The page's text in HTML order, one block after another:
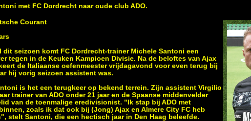
met FC Dordrecht naar oude club ADO.
Courant
dit seizoen komt FC Dordrecht-trainer Michele Santoni een
tegen in de Keuken Kampioen Divisie. Na de beloftes van Ajax
de Italiaanse oefenmeester vrijdagavond voor even terug bij
hij vorig seizoen assistent was.
is het een terugkeer op bekend terrein. Zijn assistent Virgilio
trainer van ADO onder 21 jaar en de Spaanse middenvelder
van de toenmalige eredivisionist. "Ik stap bij ADO met
zoals ik dat ook bij (Jong) Ajax en Almere City FC heb
stelt Santoni, die een hectisch jaar in Den Haag beleefde.